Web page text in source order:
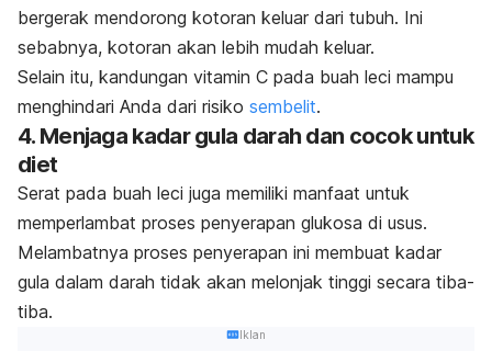
bergerak mendorong kotoran keluar dari tubuh. Ini
sebabnya, kotoran akan lebih mudah keluar.
Selain itu, kandungan vitamin C pada buah leci mampu
menghindari Anda dari risiko sembelit.
4. Menjaga kadar gula darah dan cocok untuk
diet
Serat pada buah leci juga memiliki manfaat untuk
memperlambat proses penyerapan glukosa di usus.
Melambatnya proses penyerapan ini membuat kadar
gula dalam darah tidak akan melonjak tinggi secara tiba-
tiba.
Iklan